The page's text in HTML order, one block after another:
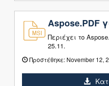
Aspose.PDF
Περιέχει το
25.11.
Προστέθηκε: November 12,